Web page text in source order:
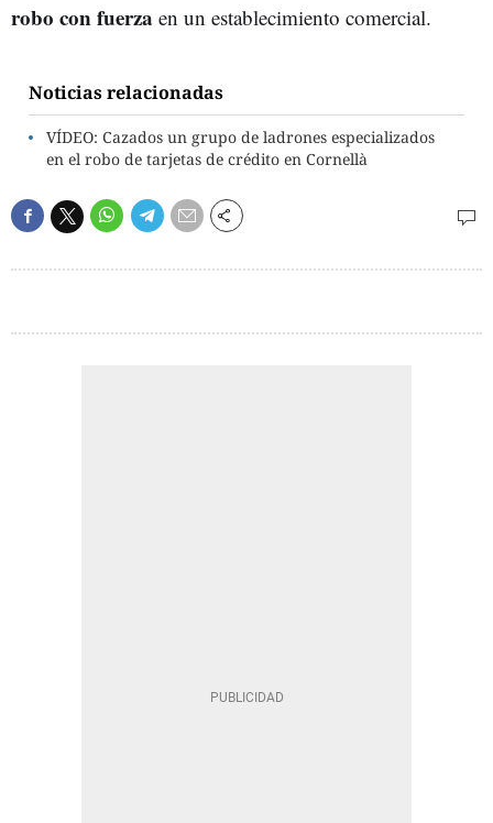
robo con fuerza en un establecimiento comercial.
Noticias relacionadas
VÍDEO: Cazados un grupo de ladrones especializados
en el robo de tarjetas de crédito en Cornellà